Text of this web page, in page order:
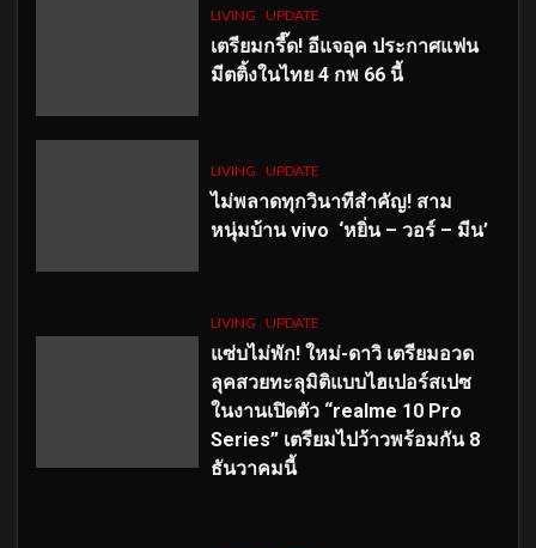
LIVING UPDATE
เตรียมกรี๊ด! อีแจอุค ประกาศแฟน
มีตติ้งในไทย 4 กพ 66 นี้
LIVING UPDATE
ไม่พลาดทุกวินาทีสำคัญ! สาม
หนุ่มบ้าน vivo ‘หยิ่น – วอร์ – มีน’
LIVING UPDATE
แซ่บไม่พัก! ใหม่-ดาวิ เตรียมอวด
ลุคสวยทะลุมิติแบบไฮเปอร์สเปซ
ในงานเปิดตัว “realme 10 Pro
Series” เตรียมไปว้าวพร้อมกัน 8
ธันวาคมนี้